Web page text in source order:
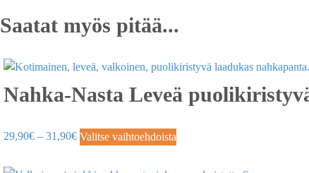
Saatat myös pitää...
Nahka-Nasta Leveä
29,90€ – 31,90€ Valitse vaihtoehdoista